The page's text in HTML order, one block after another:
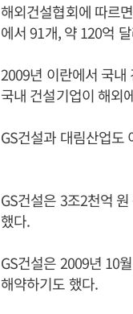
해외건설협회에 따르
에서 91개, 약 120억
2009년 이란에서 국
국내 건설기업이 해외
GS건설과 대림산업도
GS건설은 3조2천억
했다.
GS건설은 2009년 10
해약하기도 했다.